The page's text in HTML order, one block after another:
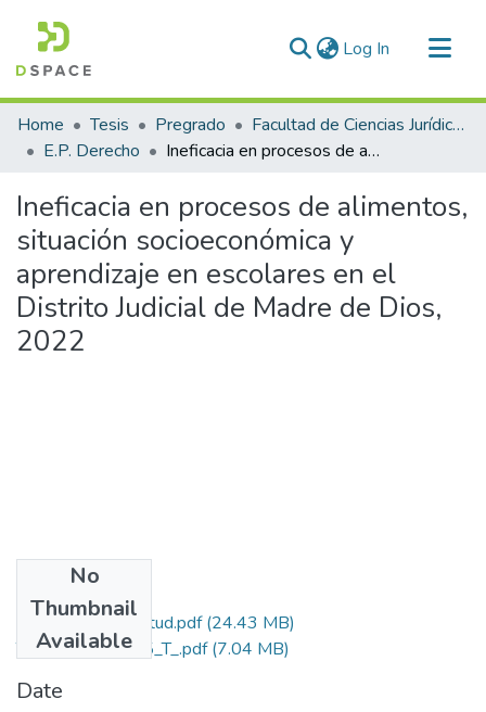
Log In (current)
Communities & Collections
All of DSpace
Home Tesis Pregrado
Facultad de Ciencias Jurídicas y Políticas
E.P. Derecho
Ineficacia en procesos de alimentos, situación socioeconómica y aprendizaje en escolares en el Distrito Judicial de Madre de Dios, 2022
Ineficacia en procesos de alimentos,
situación socioeconómica y
aprendizaje en escolares en el
Distrito Judicial de Madre de Dios,
2022
No
Thumbnail
Available
Grado de Similitud.pdf(24.43 MB)
T036_42587385_T_.pdf(7.04 MB)
Date